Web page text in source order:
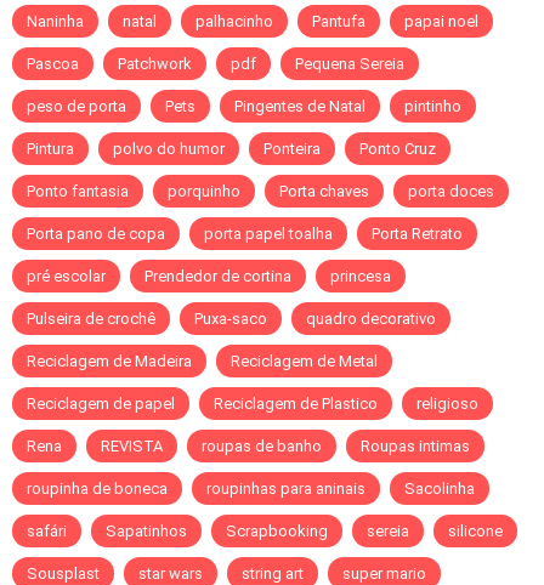
Naninha natal palhacinho Pantufa papai noel
Pascoa Patchwork pdf Pequena Sereia
peso de porta Pets Pingentes de Natal pintinho
Pintura polvo do humor Ponteira Ponto Cruz
Ponto fantasia porquinho Porta chaves porta doces
Porta pano de copa porta papel toalha Porta Retrato
pré escolar Prendedor de cortina princesa
Pulseira de crochê Puxa-saco quadro decorativo
Reciclagem de Madeira Reciclagem de Metal
Reciclagem de papel Reciclagem de Plastico religioso
Rena REVISTA roupas de banho Roupas intimas
roupinha de boneca roupinhas para aninais Sacolinha
safári Sapatinhos Scrapbooking sereia silicone
Sousplast star wars string art super mario